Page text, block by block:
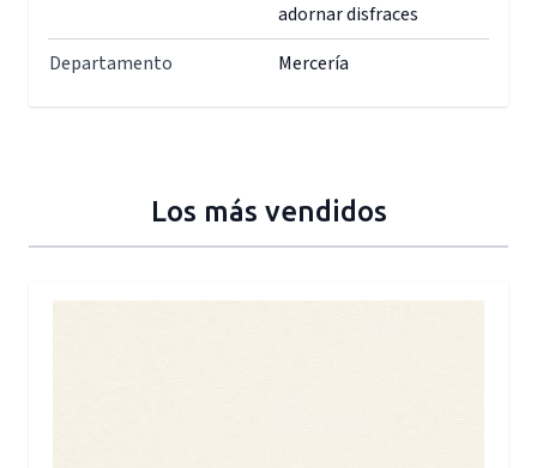
adornar disfraces
Departamento
Mercería
Los más vendidos